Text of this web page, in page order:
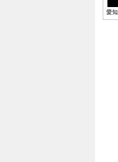
愛